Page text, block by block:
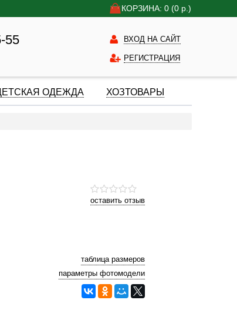
КОРЗИНА: 0 (0 р.)
55 ВХОД НА САЙТ
РЕГИСТРАЦИЯ
ОДЕЖДА ХОЗТОВАРЫ
оставить отзыв
таблица размеров
параметры фотомодели